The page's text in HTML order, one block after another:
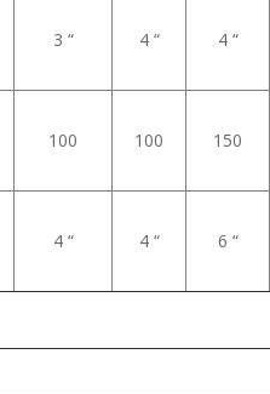
3 “ 4 “ 4 “
100 100 150
4 “ 4 “ 6 “